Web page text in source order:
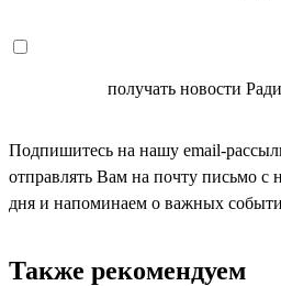
получать новости
Подпишитесь на нашу email-
отправлять Вам на почту письмо
дня и напоминаем о важных
Также рекомендуем